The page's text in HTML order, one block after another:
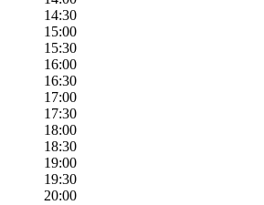
14:30
15:00
15:30
16:00
16:30
17:00
17:30
18:00
18:30
19:00
19:30
20:00